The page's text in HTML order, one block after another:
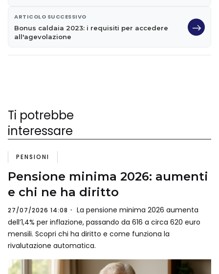
ARTICOLO SUCCESSIVO
Bonus caldaia 2023: i requisiti per accedere
all'agevolazione
Ti potrebbe
interessare
PENSIONI
Pensione minima 2026: aumenti
e chi ne ha diritto
27/07/2026 14:08
La pensione minima 2026 aumenta
dell’1,4% per inflazione, passando da 616 a circa 620 euro
mensili. Scopri chi ha diritto e come funziona la
rivalutazione automatica.